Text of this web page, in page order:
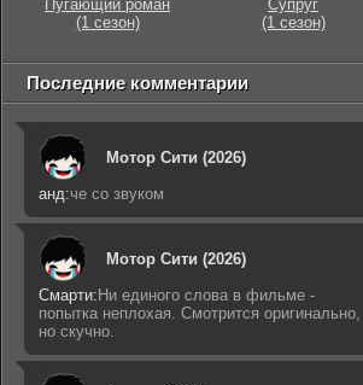
Пугающий роман
(1 сезон)
Супруг
(1 сезон)
Последние комментарии
Мотор Сити (2026)
анд:че со звуком
Мотор Сити (2026)
Смарти: Ни единого слова в фильме -
попытка неплохая. Смотрится оригинально,
но скучно.